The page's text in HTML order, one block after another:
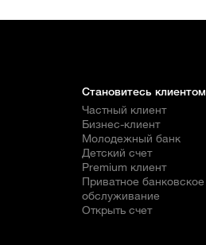
Становитесь клиентом
Частный клиент
Бизнес-клиент
Молодежный банк
Детский счет
Premium клиент
Приватное банковское
обслуживание
Открыть счет